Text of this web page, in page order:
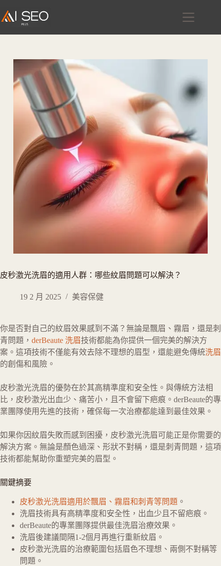
至
皮秒激光洗眉的適用人群：哪些紋眉問題可以解決？
19 2 月 2025 美容保健
你是否對自己的紋眉效果感到不滿？無論是飄眉、霧眉，還是刺
青問題， derBeaute 洗眉技術都能為你提供一個完美的解決方
案。這項技術不僅能有效去除不理想的眉型，還能避免傳統洗眉
的創傷和風險。
皮秒激光洗眉的優勢在於其高精準度和安全性。與傳統方法相
比，皮秒激光出血少、痛苦小，且不會留下疤痕。derBeaute的專
業團隊使用先進的技術，確保每一次治療都能達到最佳效果。
如果你因紋眉失敗而感到困擾，皮秒激光洗眉可能正是你需要的
解決方案。無論是顏色過深、形狀不對稱，還是刺青問題，這項
技術都能幫助你重塑完美的眉型。
關鍵摘要
皮秒激光洗眉適用於飄眉、霧眉和刺青等問題 。
洗眉技術具有高精準度和安全性，出血少且不留疤痕。
derBeaute的專業團隊提供最佳洗眉治療效果。
洗眉後建議間隔1-2個月再進行重新紋眉。
皮秒激光洗眉的治療範圍包括眉色不理想、兩側不對稱等
問題。